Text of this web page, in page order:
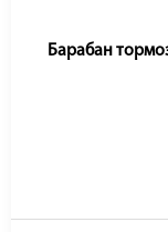
Барабан